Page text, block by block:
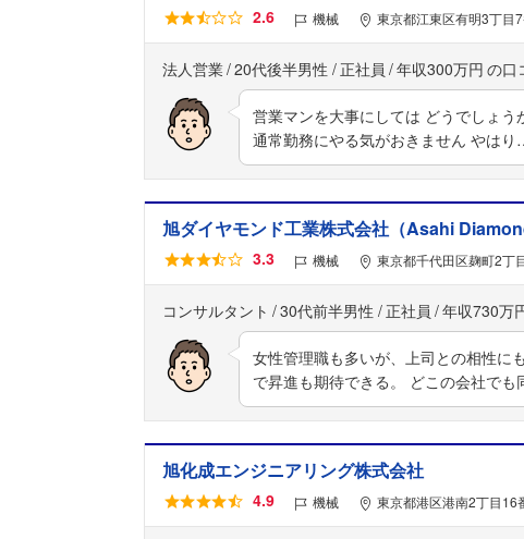
2.6 機械 東京都江東区有明3丁目
法人営業 20代後半男性 正社員 年収300万円
営業マンを大事にしては どうでしょ
通常勤務にやる気がおきません やは
旭ダイヤモンド工業株式会社（Asahi
3.3 機械 東京都千代田区麹町2丁
コンサルタント 30代前半男性 正社員 年収730万
女性管理職も多いが、上司との相性に
で昇進も期待できる。 どこの会社で
旭化成エンジニアリング株式会社
4.9 機械 東京都港区港南2丁目16